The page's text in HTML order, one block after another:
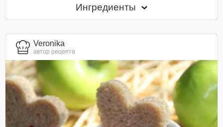
Ингредиенты
Veronika
автор рецепта